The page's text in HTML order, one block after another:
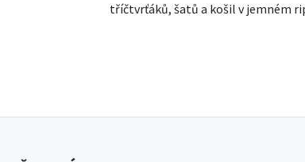
tříčtvrťáků, šatů a košil v jemném